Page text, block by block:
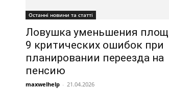
Останні новини та статті
Ловушка уменьшения
9 критических ошибок при
планировании переезда на
пенсию
maxwelhelp - 21.04.2026